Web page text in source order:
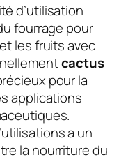
d’utilisation
fourrage pour
les fruits avec
cactus
pour la
applications
a un
la nourriture du